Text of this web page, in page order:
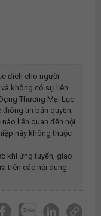
đích cho người
không có sự liên
Thương Mại Lục
tin bản quyền,
liên quan đến nội
này không thuộc
khi ứng tuyển, giao
trên các nội dung